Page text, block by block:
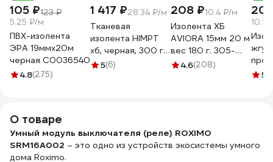
105 ₽123 ₽
5.25 ₽/м
ПВХ-изолента
ЭРА 19ммх20м
черная C0036540
4.8(275)
1 417 ₽28.34 ₽/м
Тканевая
изолента HIMPT
хб, черная, 300 г,
двухсторонняя,
5(6)
208 ₽10.4 ₽/м
Изолента ХБ
AVIORA 15мм 20 м
вес 180 г. 305-
0654.6(208)
195
О товаре
Умный модуль выключателя (реле) ROXIMO
SRM16A002 – это одно из устройств экосистемы умного
дома Roximo.